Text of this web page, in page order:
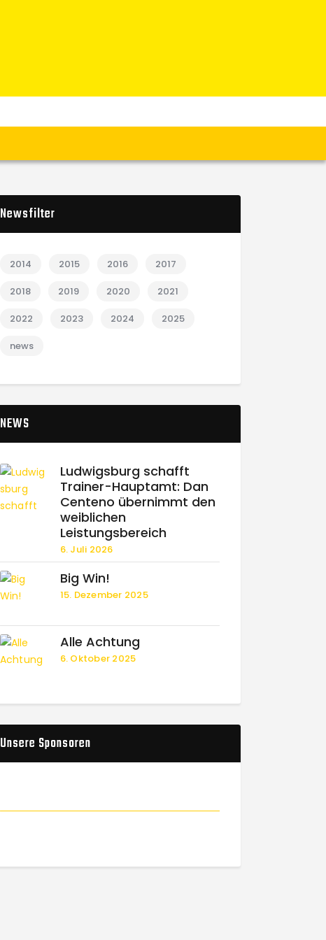
Newsfilter
2014 2015 2016 2017
2018 2019 2020 2021
2022 2023 2024 2025
news
NEWS
Ludwigsburg schafft
Trainer-Hauptamt: Dan
Centeno übernimmt den
weiblichen
Leistungsbereich
6. Juli 2026
Big Win!
15. Dezember 2025
Alle Achtung
6. Oktober 2025
Unsere Sponsoren